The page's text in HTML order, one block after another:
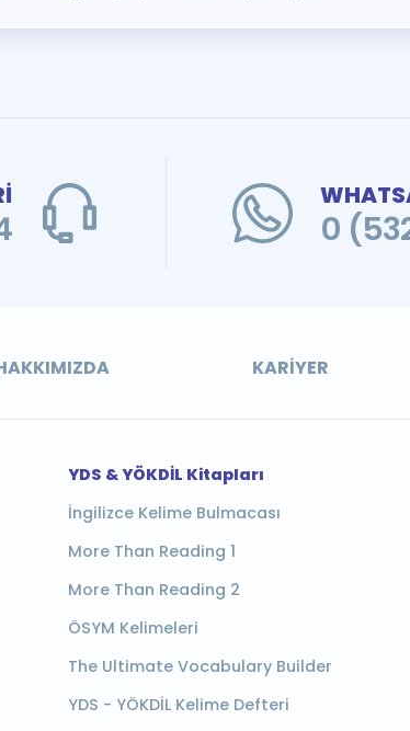
0
KARIYER
YDS & YÖKDİL Kitapları
İngilizce Kelime Bulmacası
More Than Reading 1
More Than Reading 2
ÖSYM Kelimeleri
The Ultimate Vocabulary Builder
YDS - YÖKDİL Kelime Defteri